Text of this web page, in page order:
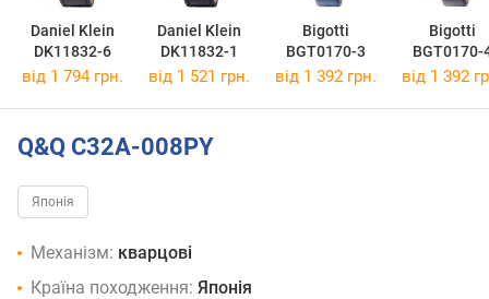
Daniel Klein
DK11832-6
Daniel Klein
DK11832-1
Bigotti
BGT0170-3
Bigotti
BGT0170-
від 1 794 грн. від 1 521 грн. від 1 392 грн. від 1 392
Q&Q C32A-008PY
Японія
Механізм: кварцові
Країна походження: Японія